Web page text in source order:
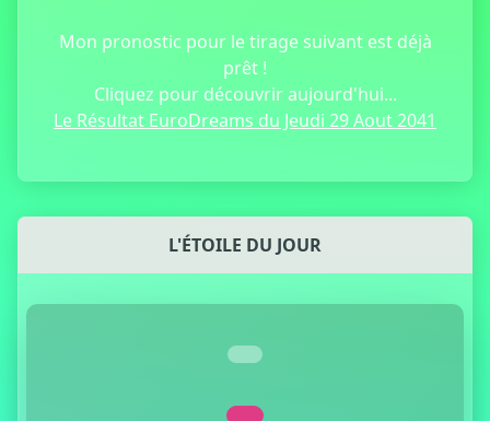
Mon pronostic pour le tirage suivant est déjà
prêt !
Cliquez pour découvrir aujourd'hui...
Le Résultat EuroDreams du Jeudi 29 Aout 2041
L'ÉTOILE DU JOUR